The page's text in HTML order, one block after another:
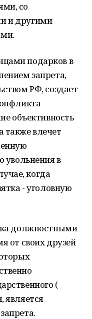
со
и другими
подарков в
запрета,
РФ, создает
объективность
влечет
увольнения в
когда
- уголовную
должностными
от своих друзей
(
является